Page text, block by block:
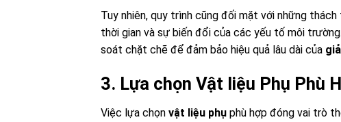
Tuy nhiên, quy trình cũng đối mặt với những
thời gian và sự biến đổi của các yếu tố môi
soát chặt chẽ để đảm bảo hiệu quả lâu dài của
3. Lựa chọn Vật liệu Phụ Phù
Việc lựa chọn vật liệu phụ phù hợp đóng vai trò